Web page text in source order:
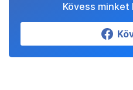
Kövess minket